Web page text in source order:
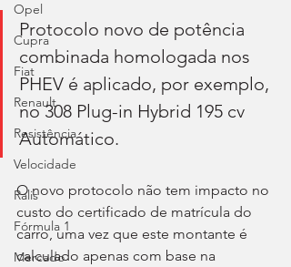
Opel
Cupra
Fiat
Renault
Resistência
Velocidade
Ralis
Fórmula 1
Mercado
Protocolo novo de potência
combinada homologada nos
PHEV é aplicado, por exemplo,
no 308 Plug-in Hybrid 195 cv
Automático.
O novo protocolo não tem impacto no
custo do certificado de matrícula do
carro, uma vez que este montante é
calculado apenas com base na